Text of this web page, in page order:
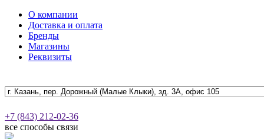
О компании
Доставка и оплата
Бренды
Магазины
Реквизиты
+7 (843) 212-02-36
все способы связи